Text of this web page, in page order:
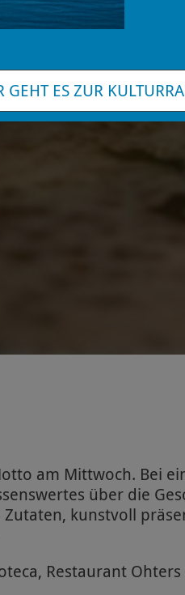
am Mittwoch. Bei
über die
kunstvoll
Restaurant
GEHT ES ZUR